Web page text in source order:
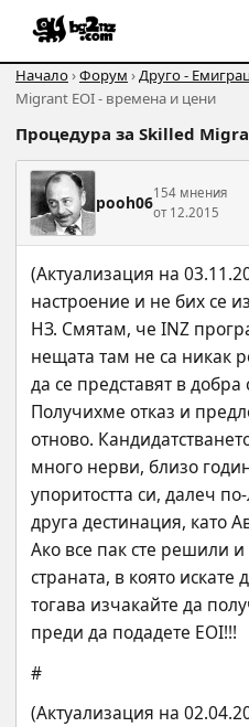
Начало›Форум ›Друго -
Migrant EOI - времена и цени
Процедура за Skilled
pooh06154 мнения
от 12.2015
(Актуализация на
настроение и не бих се
НЗ. Смятам, че INZ
нещата там не са никак
да се представят в
Получихме отказ и
отново.
много нерви, близо
упоритостта си, далеч
друга дестинация, като
Ако все пак сте решили и
страната, в която
тогава изчакайте да
преди да подадете EOI!!!
#
(Актуализация на